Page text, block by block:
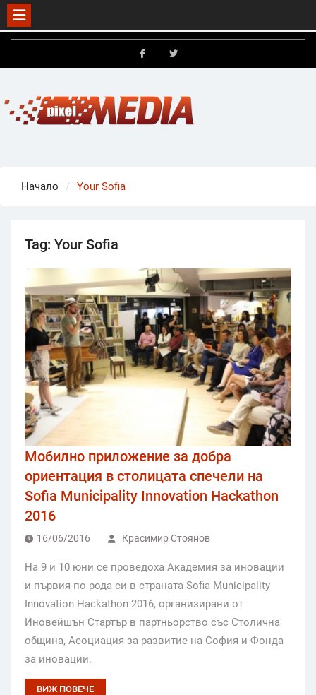
Skip
Начало Your Sofia
Tag: Your Sofia
Мобилно приложение за добра
ориентация в столицата спечели на
Sofia Municipality Innovation Hackathon
2016
16/06/2016 Красимир Стоянов
На 9 и 10 юни се проведоха Академия за иновации
и първия по рода си в страната Sofia Municipality
Innovation Hackathon 2016, организирани от
Иновейшън Стартър в партньорство със Столична
община, Асоциация за развитие на София и Фонда
за иновации.
ВИЖ ПОВЕЧЕ